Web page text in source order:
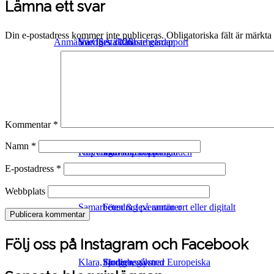
Sveriges skönaste gårdar
Vår första hållbarhetsrapport
Vårt kretslopp
Intership at Hornudden
Föredrag och utbildningar
Föredrag på annan ort eller digitalt
Studiebesök
Samarbeten & leverantörer
Fjorgyns systrar
Klara, färdiga, gå med Europeiska
Anmälan CSA 2026
Köpvillkor
Lämna ett svar
Din e-postadress kommer inte publiceras. Obligatoriska fält är märkta
Kommentar *
Namn *
E-postadress *
Webbplats
Följ oss på Instagram och Facebook